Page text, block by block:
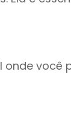
onde